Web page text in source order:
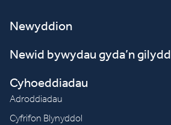
Newyddion
Newid bywydau gyda’n gilydd
Cyhoeddiadau
Adroddiadau
Cyfrifon Blynyddol